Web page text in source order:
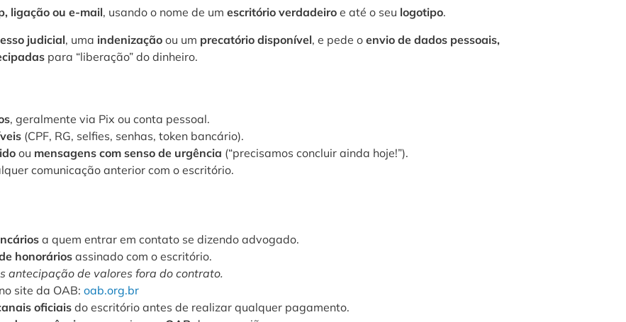
ligação ou e-mail, usando o nome de um escritório verdadeiro e até o seu logotipo.
judicial, uma indenização ou um precatório disponível, e pede o envio de dados pessoais,
para “liberação” do dinheiro.
, geralmente via Pix ou conta pessoal.
(CPF, RG, selfies, senhas, token bancário).
ou mensagens com senso de urgência (“precisamos concluir ainda hoje!”).
comunicação anterior com o escritório.
a quem entrar em contato se dizendo advogado.
honorários assinado com o escritório.
antecipação de valores fora do contrato.
no site da OAB: oab.org.br
oficiais do escritório antes de realizar qualquer pagamento.